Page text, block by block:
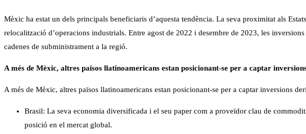
Mèxic ha estat un dels principals beneficiaris d’aquesta tendència. La seva proximitat als
relocalització d’operacions industrials. Entre agost de 2022 i desembre de 2023, les
cadenes de subministrament a la regió. ​
A més de Mèxic, altres països llatinoamericans estan posicionant-se per a captar
A més de Mèxic, altres països llatinoamericans estan posicionant-se per a captar inversions
Brasil: La seva economia diversificada i el seu paper com a proveïdor clau de
posició en el mercat global.